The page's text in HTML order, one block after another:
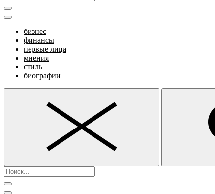
бизнес
финансы
первые лица
мнения
стиль
биографии